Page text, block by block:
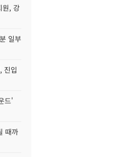
원, 강
일부
진입
드'
때까